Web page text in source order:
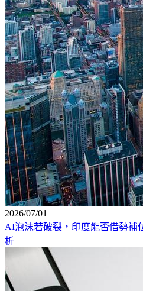
2026/07/01
AI泡沫若破裂，印度能否借勢補
析